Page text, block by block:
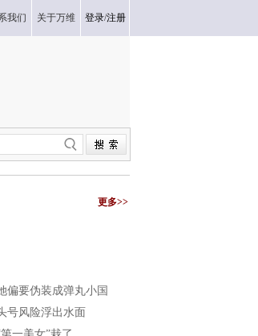
我们 关于万维 登录/注册
更多>>
偏要伪装成弹丸小国
号风险浮出水面